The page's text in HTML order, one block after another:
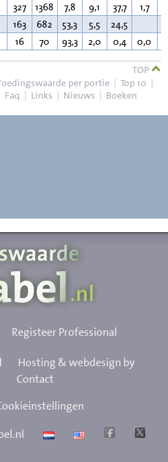
327 1368 7,8 9,1 37,7 1,7
163 682 53,3 5,5 24,5
16 70 93,3 2,0 0,4 0,0
TOP
per portie | Top 10 |
Faq | Links | Nieuws | Boeken
Registeer Professional
Hosting & webdesign by
Contact